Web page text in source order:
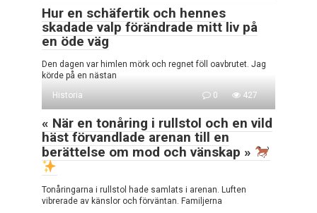
Hur en schäfertik och hennes
skadade valp förändrade mitt liv på
en öde väg
Den dagen var himlen mörk och regnet föll oavbrutet. Jag
körde på en nästan
Historia
0 427
« När en tonåring i rullstol och en vild
häst förvandlade arenan till en
berättelse om mod och vänskap »
Tonåringarna i rullstol hade samlats i arenan. Luften
vibrerade av känslor och förväntan. Familjerna